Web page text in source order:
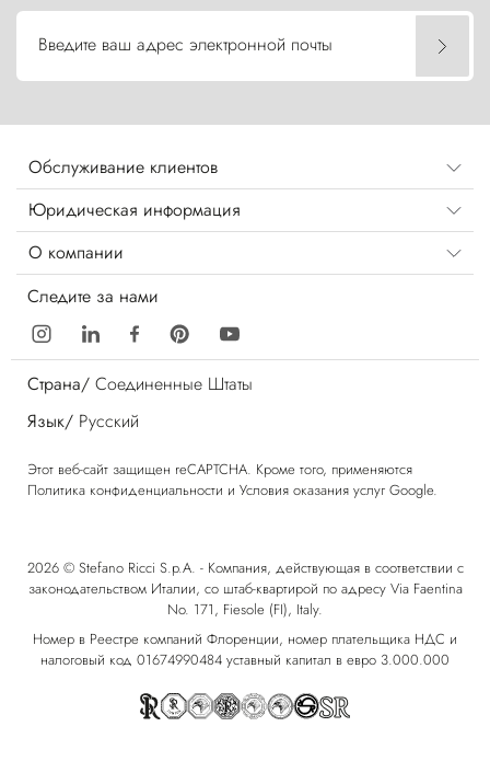
Введите ваш адрес электронной почты
Обслуживание клиентов
Юридическая информация
О компании
Следите за нами
Страна/ Соединенные Штаты
Язык/ Русский
Этот веб-сайт защищен reCAPTCHA. Кроме того, применяются
Политика конфиденциальности и Условия оказания услуг Google.
2026 © Stefano Ricci S.p.A. - Компания, действующая в соответствии с
законодательством Италии, со штаб-квартирой по адресу Via Faentina
No. 171, Fiesole (FI), Italy.
Номер в Реестре компаний Флоренции, номер плательщика НДС и
налоговый код 01674990484 уставный капитал в евро 3.000.000